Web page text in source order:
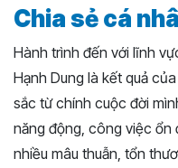
Chia sẻ cá
Hành trình đến với lĩnh
Hạnh Dung là kết quả
sắc từ chính cuộc đời
năng động, công việc ổn
nhiều mâu thuẫn, tổn